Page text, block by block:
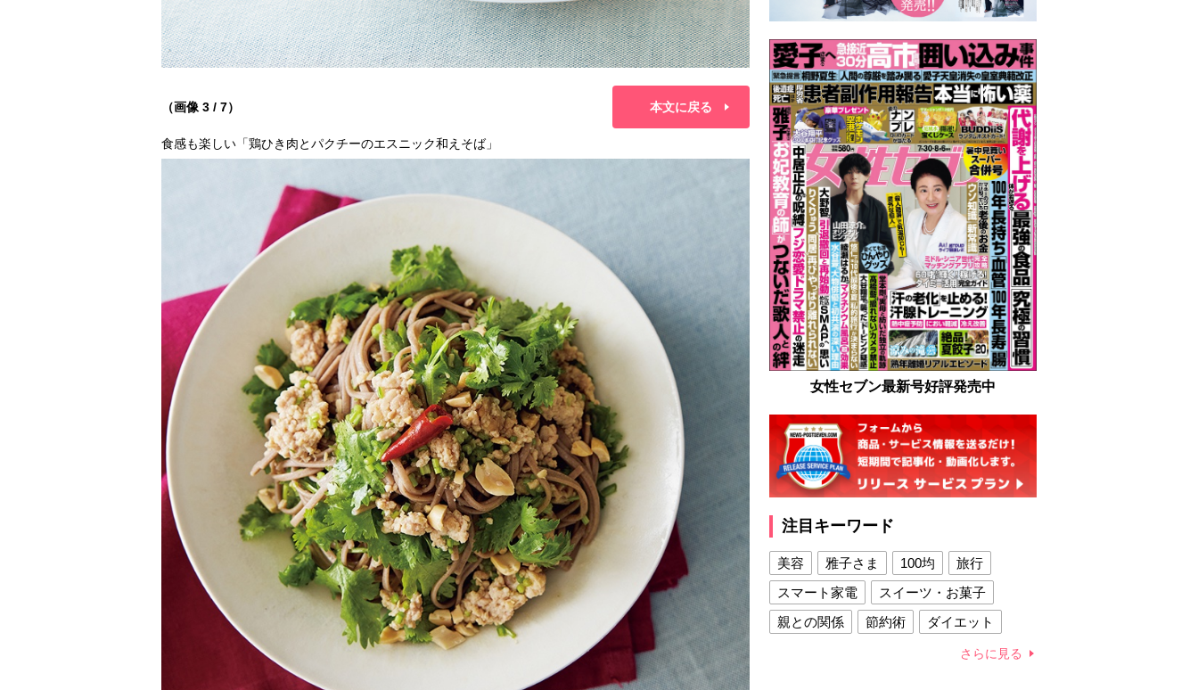
（画像 3 / 7） 本文に戻る
食感も楽しい「鶏ひき肉とパクチーのエスニック和えそば」
女性セブン最新号好評発売中
注目キーワード
美容 雅子さま 100均
旅行
スマート家電
スイーツ・お菓子
親との関係
節約術
ダイエット
さらに見る